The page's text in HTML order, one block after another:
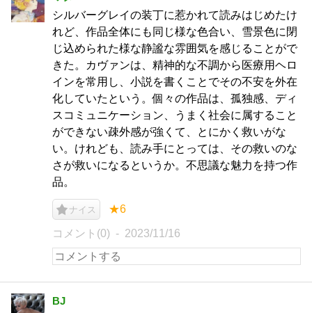
シルバーグレイの装丁に惹かれて読みはじめたけ
れど、作品全体にも同じ様な色合い、雪景色に閉
じ込められた様な静謐な雰囲気を感じることがで
きた。カヴァンは、精神的な不調から医療用ヘロ
インを常用し、小説を書くことでその不安を外在
化していたという。個々の作品は、孤独感、ディ
スコミュニケーション、うまく社会に属すること
ができない疎外感が強くて、とにかく救いがな
い。けれども、読み手にとっては、その救いのな
さが救いになるというか。不思議な魅力を持つ作
品。
ナイス ★6
コメント(0) 2023/11/16
BJ